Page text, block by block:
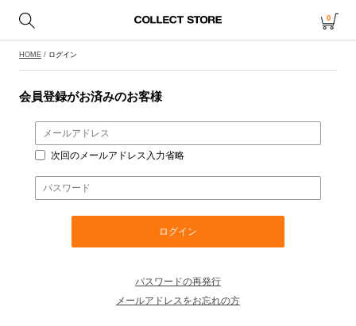
0
HOME / ログイン
会員登録がお済みのお客様
次回のメールアドレス入力省略
パスワードの再発行
メールアドレスをお忘れの方